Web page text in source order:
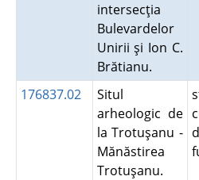
intersecţia
Bulevardelor
Unirii şi Ion C.
Brătianu.
176837.02
Situl
arheologic de
la Trotuşanu -
Mănăstirea
Trotuşanu.